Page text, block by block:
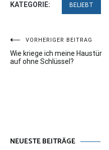
KATEGORIE: BELIEBT
Beitragsnavigation
VORHERIGER BEITRAG
Wie kriege ich meine Haustür
auf ohne Schlüssel?
NEUESTE BEITRÄGE